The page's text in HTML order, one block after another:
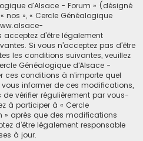
d'Alsace - Forum » (désigné
nos », « Cercle Généalogique
d’être légalement
Si vous n’acceptez pas d’être
les conditions suivantes, veuillez
Généalogique d'Alsace -
ces conditions à n’importe quel
informer de ces modifications,
vérifier régulièrement par vous-
à participer à « Cercle
» après que des modifications
d’être légalement responsable
à jour.